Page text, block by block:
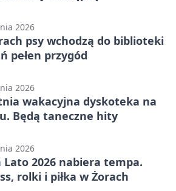
2026
psy wchodzą do biblioteki
pełen przygód
2026
wakacyjna dyskoteka na
Będą taneczne hity
2026
Lato 2026 nabiera tempa.
rolki i piłka w Żorach